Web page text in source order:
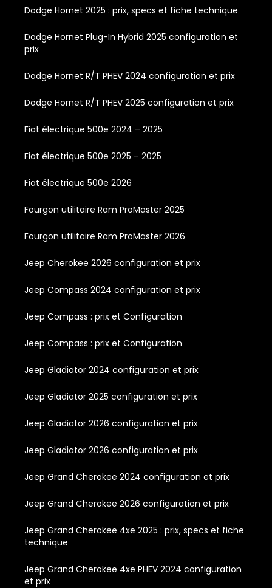
Dodge Hornet 2025 : prix, specs et fiche technique
Dodge Hornet Plug-In Hybrid 2025 configuration et
prix
Dodge Hornet R/T PHEV 2024 configuration et prix
Dodge Hornet R/T PHEV 2025 configuration et prix
Fiat électrique 500e 2024 – 2025
Fiat électrique 500e 2025 – 2025
Fiat électrique 500e 2026
Fourgon utilitaire Ram ProMaster 2025
Fourgon utilitaire Ram ProMaster 2026
Jeep Cherokee 2026 configuration et prix
Jeep Compass 2024 configuration et prix
Jeep Compass : prix et Configuration
Jeep Compass : prix et Configuration
Jeep Gladiator 2024 configuration et prix
Jeep Gladiator 2025 configuration et prix
Jeep Gladiator 2026 configuration et prix
Jeep Gladiator 2026 configuration et prix
Jeep Grand Cherokee 2024 configuration et prix
Jeep Grand Cherokee 2026 configuration et prix
Jeep Grand Cherokee 4xe 2025 : prix, specs et fiche
technique
Jeep Grand Cherokee 4xe PHEV 2024 configuration
et prix